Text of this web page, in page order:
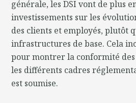
générale, les DSI vont de plus
investissements sur les
des clients et employés, plutôt
infrastructures de base. Cela
pour montrer la conformité
les différents cadres
est soumise.